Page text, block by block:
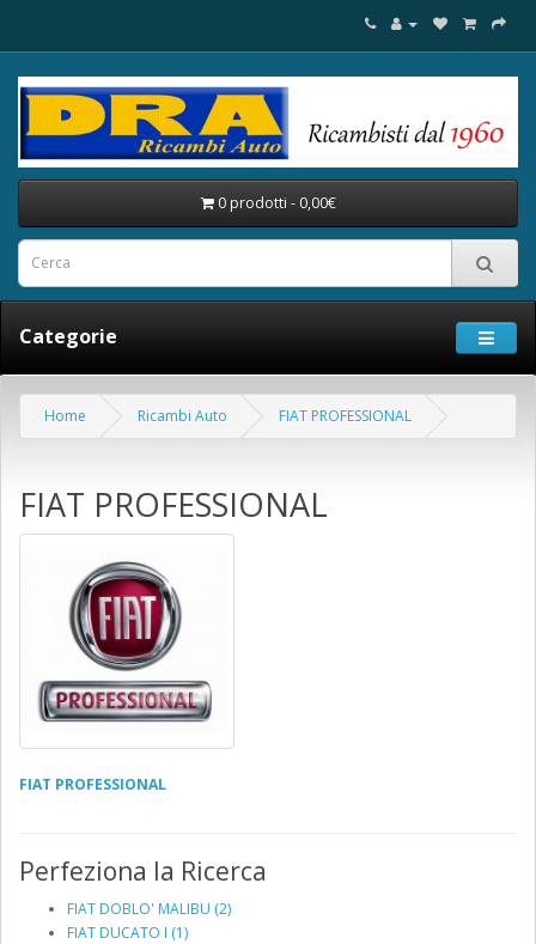
0 prodotti - 0,00€
Categorie
Home Ricambi Auto FIAT PROFESSIONAL
FIAT PROFESSIONAL
FIAT PROFESSIONAL
Perfeziona la Ricerca
FIAT DOBLO' MALIBU (2)
FIAT DUCATO I (1)